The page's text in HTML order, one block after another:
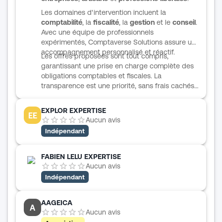
Épinal ou ailleurs, FIDUCIAL Expertise Rennes
apporte un accompagnement structuré, concret
et adapté aux enjeux de gestion courants.
Les domaines d'intervention incluent la
comptabilité, la fiscalité, la gestion et le conseil.
Avec une équipe de professionnels
expérimentés, Comptaverse Solutions assure un
accompagnement personnalisé et réactif.
Les offres proposées sont tout compris,
garantissant une prise en charge complète des
obligations comptables et fiscales. La
transparence est une priorité, sans frais cachés
EE
EXPLOR EXPERTISE
Aucun avis
Indépendant
FABIEN LELU EXPERTISE
Aucun avis
Indépendant
A
AAGEICA
Aucun avis